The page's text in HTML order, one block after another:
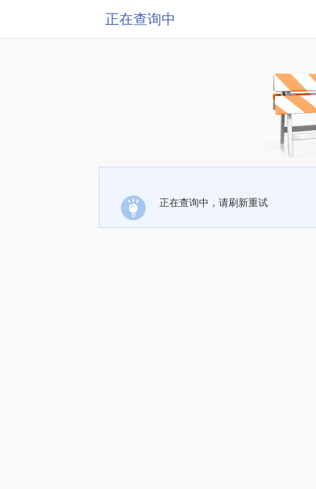
正在查询中
正在查询中，请刷新重试